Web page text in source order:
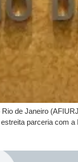
de Janeiro
parceria com